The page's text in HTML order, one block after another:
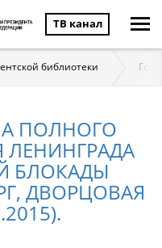
ТВ канал
библиотеки
ПОЛНОГО
БЛОКАДЫ
ДВОРЦОВАЯ